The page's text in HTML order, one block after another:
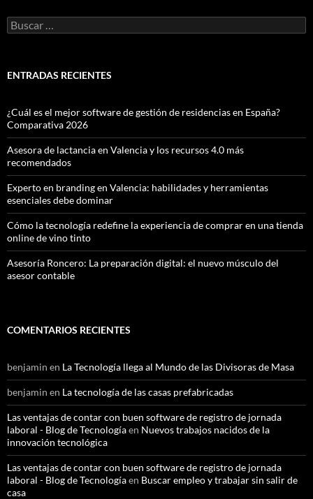
Buscar:
ENTRADAS RECIENTES
¿Cuál es el mejor software de gestión de residencias en España?
Comparativa 2026
Asesora de lactancia en Valencia y los recursos 4.0 más
recomendados
Experto en branding en Valencia: habilidades y herramientas
esenciales debe dominar
Cómo la tecnología redefine la experiencia de comprar en una tienda
online de vino tinto
Asesoría Roncero: La preparación digital: el nuevo músculo del
asesor contable
COMENTARIOS RECIENTES
benjamin en La Tecnología llega al Mundo de las Divisoras de Masa
benjamin en La tecnología de las casas prefabricadas
Las ventajas de contar con buen software de registro de jornada
laboral - Blog de Tecnologíaen Nuevos trabajos nacidos de la
innovación tecnológica
Las ventajas de contar con buen software de registro de jornada
laboral - Blog de Tecnologíaen Buscar empleo y trabajar sin salir de
casa